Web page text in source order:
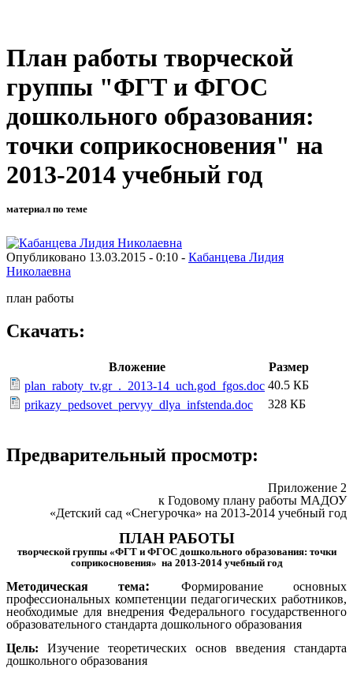
План работы творческой
группы "ФГТ и ФГОС
дошкольного образования:
точки соприкосновения" на
2013-2014 учебный год
материал по теме
Опубликовано 13.03.2015 - 0:10 - Кабанцева Лидия
Николаевна
план работы
Скачать:
Вложение
Размер
plan_raboty_tv.gr_._2013-14_uch.god_fgos.doc 40.5 КБ
prikazy_pedsovet_pervyy_dlya_infstenda.doc
328 КБ
Предварительный просмотр:
Приложение 2
к Годовому плану работы МАДОУ
«Детский сад «Снегурочка» на 2013-2014 учебный год
ПЛАН РАБОТЫ
творческой группы «ФГТ и ФГОС дошкольного образования: точки
соприкосновения» на 2013-2014 учебный год
Методическая тема:
Формирование основных
профессиональных компетенции педагогических работников,
необходимые для внедрения Федерального государственного
образовательного стандарта дошкольного образования
Цель: Изучение теоретических основ введения стандарта
дошкольного образования